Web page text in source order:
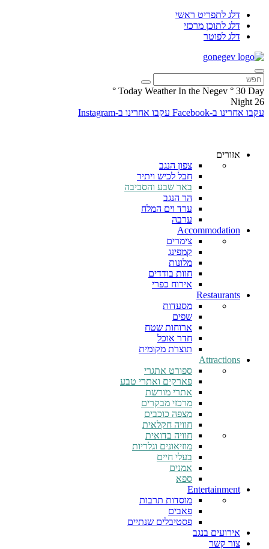
דלג לתפריט ראשי
דלג לתוכן מרכזי
דלג לפוטר
Today Weather In the Negev ° 30 Day
°
26
Night
עקבו אחרינו ב-Facebook
עקבו אחרינו ב-Instagram
אזורים
צפון הנגב
חבל לכיש ויתיר
באר שבע והסביבה
הר הנגב
ערד וים המלח
ערבה
Accommodation
צימרים
קמפינג
מלונות
חוות בודדים
אירוח כפרי
Restaurants
מסעדות
שפים
ארוחות שטח
חדר אוכל
תוצרת מקומית
Attractions
ספורט אתגרי
פארקים ואתרי טבע
אתרי מורשת
מרכזי מבקרים
מצפה כוכבים
חוויה חקלאית
חוויה בדואית
מוזיאונים וגלריות
בעלי חיים
אמנים
ספא
Entertainment
מוסדות תרבות
פאבים
פסטיבלים שנתיים
אירועים בנגב
צור קשר